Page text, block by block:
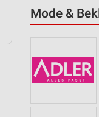
Mode &